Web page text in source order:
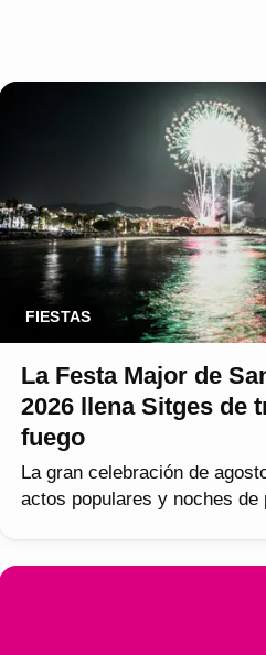
FIESTAS
La Festa Major de
2026 llena Sitges de
fuego
La gran celebración de
actos populares y noches de